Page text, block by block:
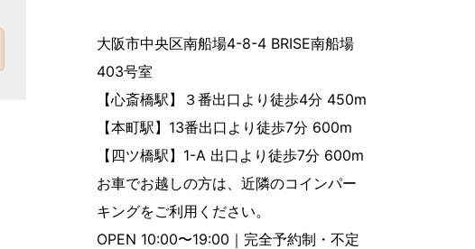
大阪市中央区南船場4-8-4 BRISE南船場
403号室
【心斎橋駅】３番出口より徒歩4分 450m
【本町駅】13番出口より徒歩7分 600m
【四ツ橋駅】1-A 出口より徒歩7分 600m
お車でお越しの方は、近隣のコインパー
キングをご利用ください。
OPEN 10:00〜19:00｜完全予約制・不定